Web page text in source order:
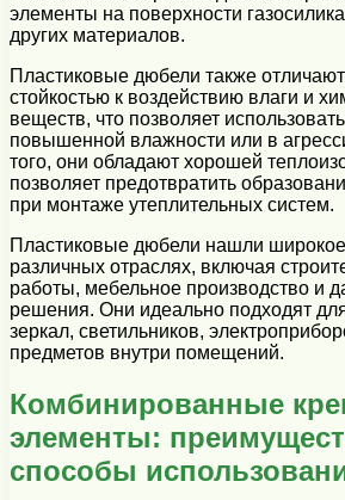
элементы на поверхности
других материалов.
Пластиковые дюбели также
стойкостью к воздействию влаги и
веществ, что позволяет
повышенной влажности или в
того, они обладают хорошей
позволяет предотвратить
при монтаже утеплительных систем.
Пластиковые дюбели нашли
различных отраслях, включая
работы, мебельное производство и
решения. Они идеально подходят
зеркал, светильников,
предметов внутри помещений.
Комбинированные
элементы:
способы